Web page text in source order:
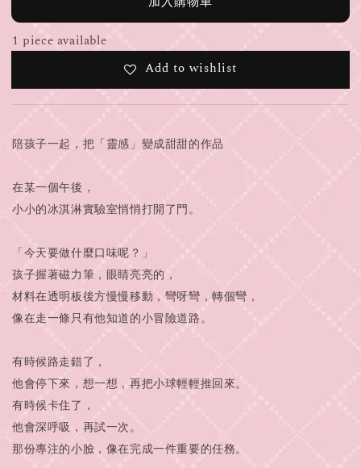
1 piece available
Add to wishlist
陪孩子一起，把「靈感」變成甜甜的作品
在某一個午後，
小小的冰淇淋實驗室悄悄打開了門。
「今天要做什麼口味呢？」
孩子握著磁力筆，眼睛亮亮的，
材料在透明板後方慢慢移動，彎呀彎，轉個彎，
像在走一條只有他知道的小冒險道路。
有時候路走錯了，
他會停下來，想一想，再把小球輕輕推回來。
有時候卡住了，
他會深呼吸，再試一次。
那份專注的小臉，像在完成一件重要的任務。